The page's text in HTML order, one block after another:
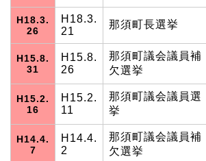
H18.3.
26
H18.3.
21
那須町長選挙
H15.8.
31
H15.8.
26
那須町議会議員補
欠選挙
H15.2.
16
H15.2.
11
那須町議会議員選
挙
H14.4.
7
H14.4.
2
那須町議会議員補
欠選挙